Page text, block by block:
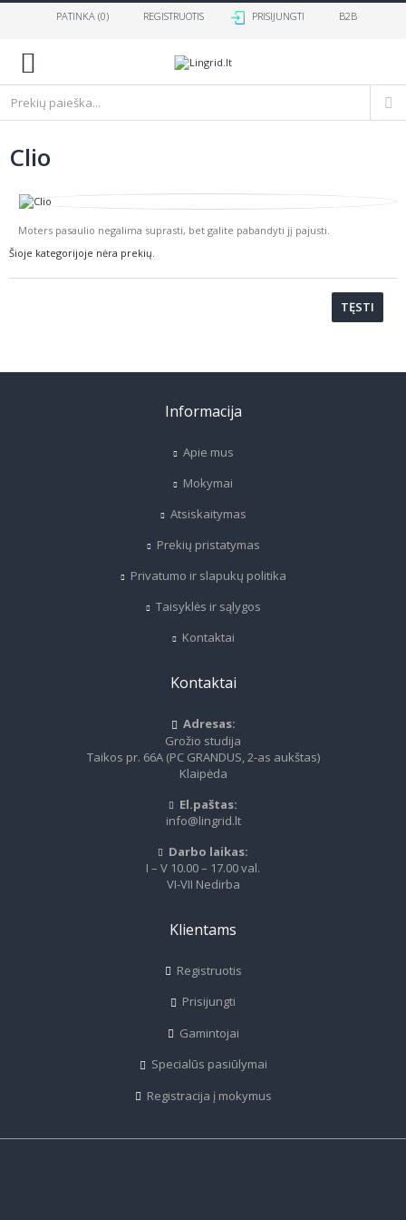
PATINKA (0) REGISTRUOTIS PRISIJUNGTI B2B
Clio
Moters pasaulio negalima suprasti, bet galite pabandyti jį pajusti.
Šioje kategorijoje nėra prekių.
TĘSTI
Informacija
Apie mus
Mokymai
Atsiskaitymas
Prekių pristatymas
Privatumo ir slapukų politika
Taisyklės ir sąlygos
Kontaktai
Kontaktai
Adresas:
Grožio studija
Taikos pr. 66A (PC GRANDUS, 2-as aukštas)
Klaipėda
El.paštas:
info@lingrid.lt
Darbo laikas:
I – V 10.00 – 17.00 val.
VI-VII Nedirba
Klientams
Registruotis
Prisijungti
Gamintojai
Specialūs pasiūlymai
Registracija į mokymus